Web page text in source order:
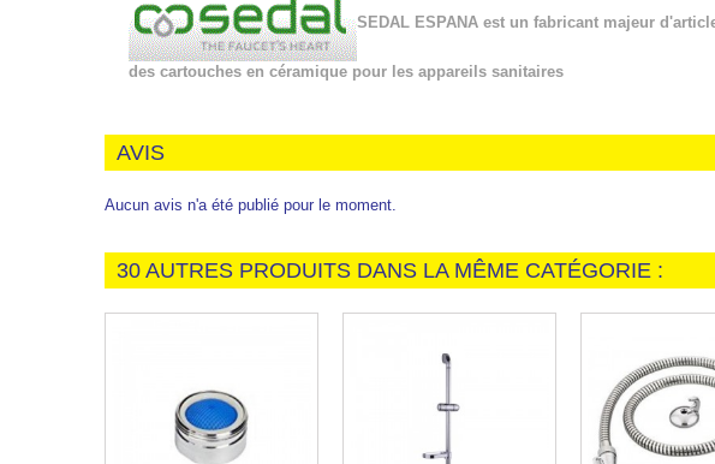
SEDAL ESPANA est un fabricant majeur
des cartouches en céramique pour les appareils sanitaires
AVIS
Aucun avis n'a été publié pour le moment.
30 AUTRES PRODUITS DANS LA MÊME CATÉGORIE :